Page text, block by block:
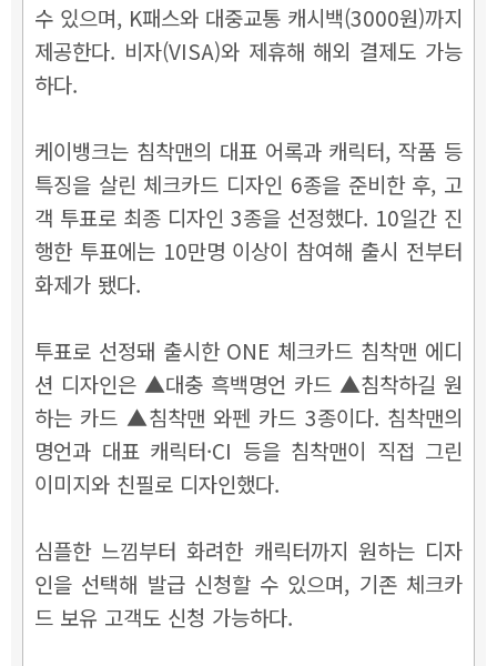
수 있으며, K패스와 대중교통 캐시백(3000원)까지
제공한다. 비자(VISA)와 제휴해 해외 결제도 가능
하다.
케이뱅크는 침착맨의 대표 어록과 캐릭터, 작품 등
특징을 살린 체크카드 디자인 6종을 준비한 후, 고
객 투표로 최종 디자인 3종을 선정했다. 10일간 진
행한 투표에는 10만명 이상이 참여해 출시 전부터
화제가 됐다.
투표로 선정돼 출시한 ONE 체크카드 침착맨 에디
션 디자인은 ▲대충 흑백명언 카드 ▲침착하길 원
하는 카드 ▲침착맨 와펜 카드 3종이다. 침착맨의
명언과 대표 캐릭터·CI 등을 침착맨이 직접 그린
이미지와 친필로 디자인했다.
심플한 느낌부터 화려한 캐릭터까지 원하는 디자
인을 선택해 발급 신청할 수 있으며, 기존 체크카
드 보유 고객도 신청 가능하다.